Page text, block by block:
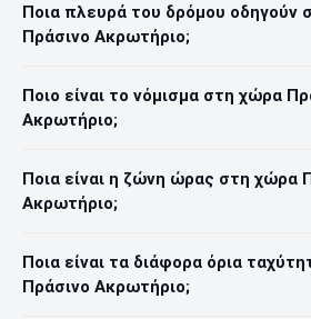
Ποια πλευρά του δρόμου οδηγούν
Πράσινο Ακρωτήριο;
Ποιο είναι το νόμισμα στη χώρα
Ακρωτήριο;
Ποια είναι η ζώνη ώρας στη χώρα
Ακρωτήριο;
Ποια είναι τα διάφορα όρια
Πράσινο Ακρωτήριο;